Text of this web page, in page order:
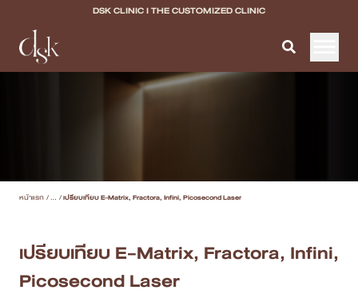
DSK CLINIC I THE CUSTOMIZED CLINIC
Program Filler & Lifting
Program Acne Scar
Program Skin Quality
หน้าแรก /... /เปรียบเทียบ E-Matrix, Fractora, Infini, Picosecond Laser
เปรียบเทียบ E-Matrix, Fractora, Infini,
Picosecond Laser